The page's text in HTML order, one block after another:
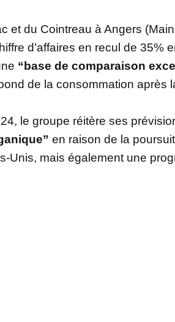
et du Cointreau à Angers
d’affaires en recul de 35%
“base de comparaison
de la consommation après
le groupe réitère ses
en raison de la
Unis, mais également une